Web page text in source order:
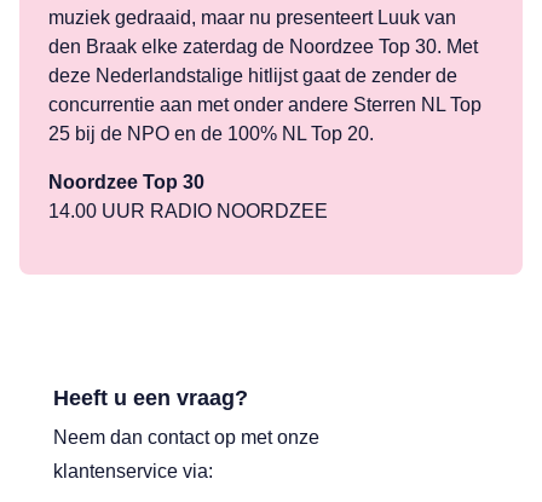
muziek gedraaid, maar nu presenteert Luuk van
den Braak elke zaterdag de Noordzee Top 30. Met
deze Nederlandstalige hitlijst gaat de zender de
concurrentie aan met onder andere Sterren NL Top
25 bij de NPO en de 100% NL Top 20.
Noordzee Top 30
14.00 UUR RADIO NOORDZEE
Heeft u een vraag?
Neem dan contact op met onze
klantenservice via: